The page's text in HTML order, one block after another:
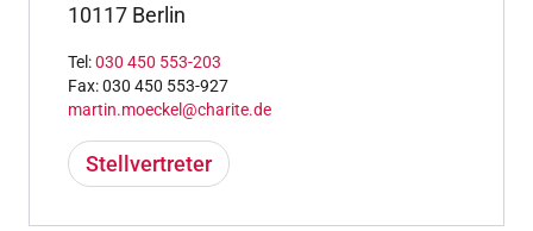
10117 Berlin
Tel:030 450 553-203
Fax: 030 450 553-927
martin.moeckel@charite.de
Stellvertreter